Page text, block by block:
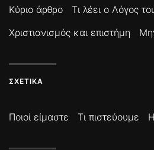
Κύριο άρθρο Τι λέει ο Λόγος
Χριστιανισμός και επιστήμη
ΣΧΕΤΙΚΆ
Ποιοί είμαστε Τι πιστεύουμε